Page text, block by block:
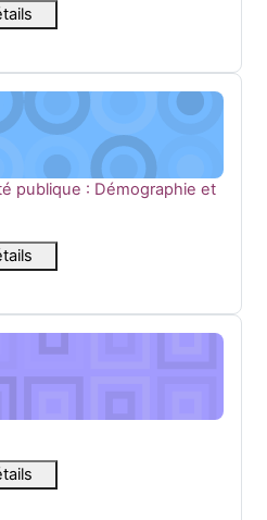
publique : Démographie et
publique : Démographie et